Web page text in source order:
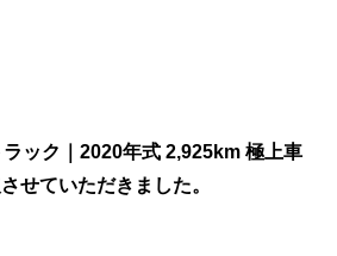
せていただきました。